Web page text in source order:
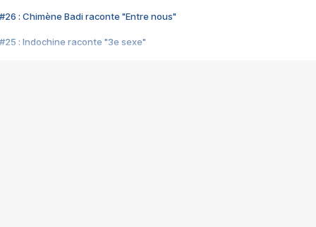
#26 : Chimène Badi raconte "Entre nous"
#25 : Indochine raconte "3e sexe"